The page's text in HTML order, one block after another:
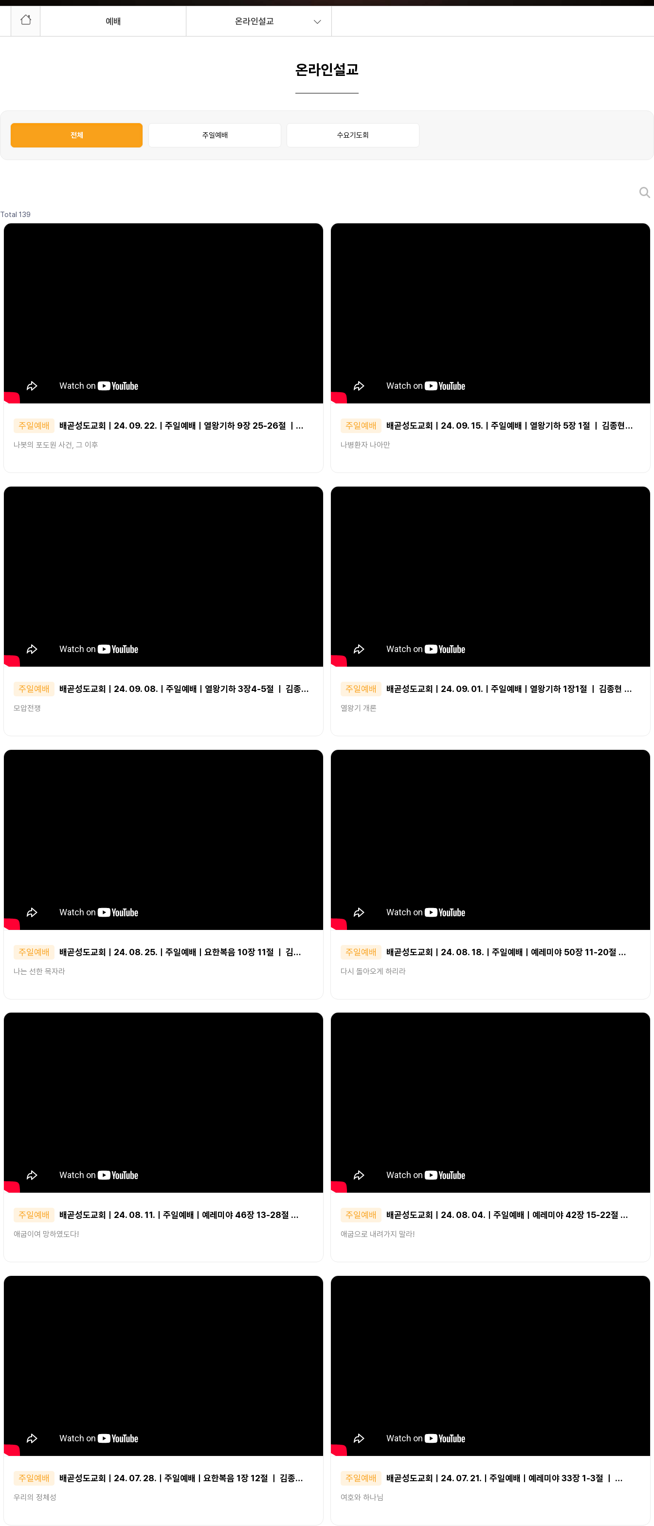
예배 온라인설교
온라인설교
전체 주일예배 수요기도회
Total 139
주일예배 배곧성도교회ㅣ24. 09. 22.ㅣ주일예배ㅣ열왕기하 9장 25-26절 ㅣ…
나봇의 포도원 사건, 그 이후
주일예배 배곧성도교회ㅣ24. 09. 15.ㅣ주일예배ㅣ열왕기하 5장 1절 ㅣ 김종현…
나병환자 나아만
주일예배 배곧성도교회ㅣ24. 09. 08.ㅣ주일예배ㅣ열왕기하 3장4-5절 ㅣ 김종…
모압전쟁
주일예배 배곧성도교회ㅣ24. 09. 01.ㅣ주일예배ㅣ열왕기하 1장1절 ㅣ 김종현 …
열왕기 개론
주일예배 배곧성도교회ㅣ24. 08. 25.ㅣ주일예배ㅣ요한복음 10장 11절 ㅣ 김…
나는 선한 목자라
주일예배 배곧성도교회ㅣ24. 08. 18.ㅣ주일예배ㅣ예레미야 50장 11-20절 …
다시 돌아오게 하리라
주일예배 배곧성도교회ㅣ24. 08. 11.ㅣ주일예배ㅣ예레미야 46장 13-28절 …
애굽이여 망하였도다!
주일예배 배곧성도교회ㅣ24. 08. 04.ㅣ주일예배ㅣ예레미야 42장 15-22절 …
애굽으로 내려가지 말라!
주일예배 배곧성도교회ㅣ24. 07. 28.ㅣ주일예배ㅣ요한복음 1장 12절 ㅣ 김종…
우리의 정체성
주일예배 배곧성도교회ㅣ24. 07. 21.ㅣ주일예배ㅣ예레미야 33장 1-3절 ㅣ …
여호와 하나님